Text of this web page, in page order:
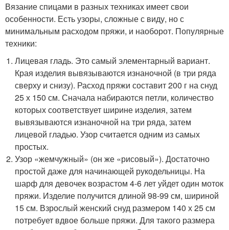
Вязание спицами в разных техниках имеет свои
особенности. Есть узоры, сложные с виду, но с
минимальным расходом пряжи, и наоборот. Популярные
техники:
Лицевая гладь. Это самый элементарный вариант.
Края изделия вывязываются изнаночной (в три ряда
сверху и снизу). Расход пряжи составит 200 г на снуд
25 х 150 см. Сначала набираются петли, количество
которых соответствует ширине изделия, затем
вывязываются изнаночной на три ряда, затем
лицевой гладью. Узор считается одним из самых
простых.
Узор «жемчужный» (он же «рисовый»). Достаточно
простой даже для начинающей рукодельницы. На
шарф для девочек возрастом 4-6 лет уйдет один моток
пряжи. Изделие получится длиной 98-99 см, шириной
15 см. Взрослый женский снуд размером 140 х 25 см
потребует вдвое больше пряжи. Для такого размера